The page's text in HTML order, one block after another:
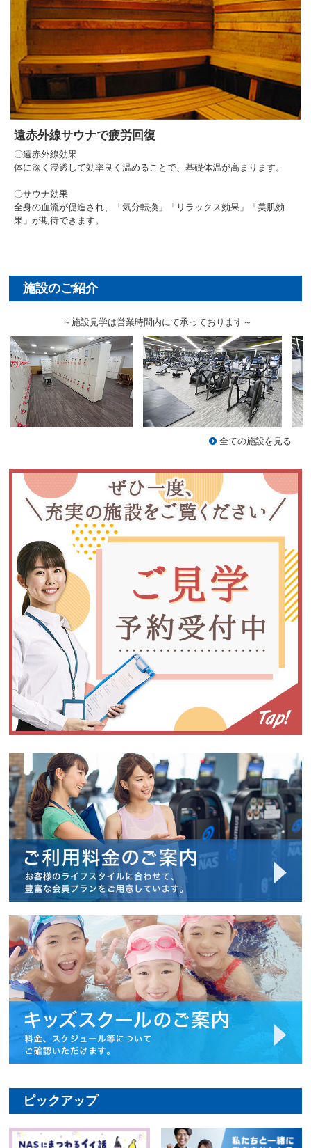
遠赤外線サウナで疲労回復
〇遠赤外線効果
体に深く浸透して効率良く温めることで、基礎体温が高まります。
〇サウナ効果
全身の血流が促進され、「気分転換」「リラックス効果」「美肌効
果」が期待できます。
～施設見学は営業時間内にて承っております～
全ての施設を見る